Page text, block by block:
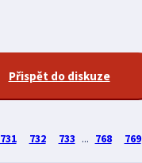
Přispět do diskuze
731 732 733 ... 768 769